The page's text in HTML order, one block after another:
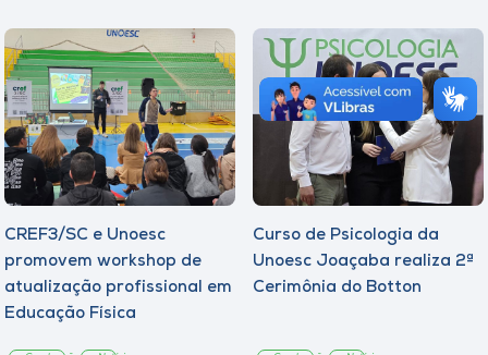
CREF3/SC e Unoesc
promovem workshop de
atualização profissional em
Educação Física
Curso de Psicologia da
Unoesc Joaçaba realiza 2ª
Cerimônia do Botton